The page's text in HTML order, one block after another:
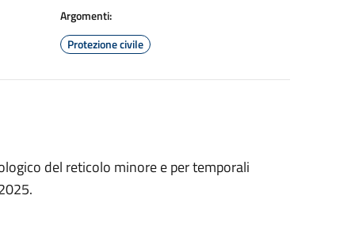
Argomenti:
Protezione civile
del reticolo minore e per temporali